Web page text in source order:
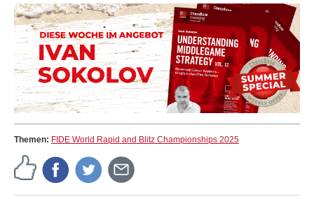
Themen: FIDE World Rapid and Blitz Championships 2025